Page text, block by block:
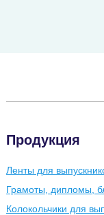
Продукция
Ленты для
Грамоты, дипломы,
Колокольчики для